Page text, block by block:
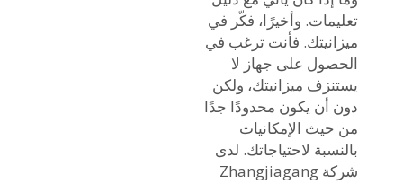
تعليمات. وأخيرًا، فكّر في
ميزانيتك. فأنت ترغب في
الحصول على جهاز لا
يستنزف ميزانيتك، ولكن
دون أن يكون محدودًا جدًا
من حيث الإمكانيات
بالنسبة لاحتياجاتك. لدى
شركة Zhangjiagang